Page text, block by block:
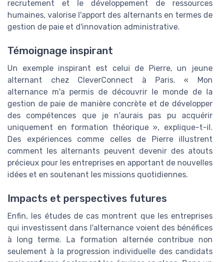
recrutement et le développement de ressources
humaines, valorise l'apport des alternants en termes de
gestion de paie et d'innovation administrative.
Témoignage inspirant
Un exemple inspirant est celui de Pierre, un jeune
alternant chez CleverConnect à Paris. « Mon
alternance m'a permis de découvrir le monde de la
gestion de paie de manière concrète et de développer
des compétences que je n'aurais pas pu acquérir
uniquement en formation théorique », explique-t-il.
Des expériences comme celles de Pierre illustrent
comment les alternants peuvent devenir des atouts
précieux pour les entreprises en apportant de nouvelles
idées et en soutenant les missions quotidiennes.
Impacts et perspectives futures
Enfin, les études de cas montrent que les entreprises
qui investissent dans l'alternance voient des bénéfices
à long terme. La formation alternée contribue non
seulement à la progression individuelle des candidats